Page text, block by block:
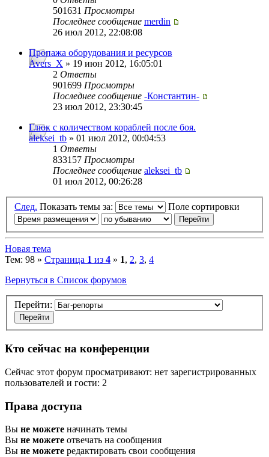
501631 Просмотры
Последнее сообщение merdin
26 июл 2012, 22:08:08
Пропажа оборудования и ресурсов
Avers_X » 19 июн 2012, 16:05:01
2 Ответы
901699 Просмотры
Последнее сообщение -Константин-
23 июл 2012, 23:30:45
Глюк с количеством кораблей после боя.
aleksei_tb » 01 июл 2012, 00:04:53
1 Ответы
833157 Просмотры
Последнее сообщение aleksei_tb
01 июл 2012, 00:26:28
След. Показать темы за: Поле сортировки
Новая тема
Тем: 98 » Страница 1 из 4 » 1, 2, 3, 4
Вернуться в Список форумов
Перейти:
Кто сейчас на конференции
Сейчас этот форум просматривают: нет зарегистрированных
пользователей и гости: 2
Права доступа
Вы не можете начинать темы
Вы не можете отвечать на сообщения
Вы не можете редактировать свои сообщения